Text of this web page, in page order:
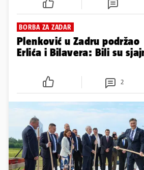
BORBA ZA ZADAR
Plenković u Zadru podržao
Erlića i Bilavera: Bili su
2